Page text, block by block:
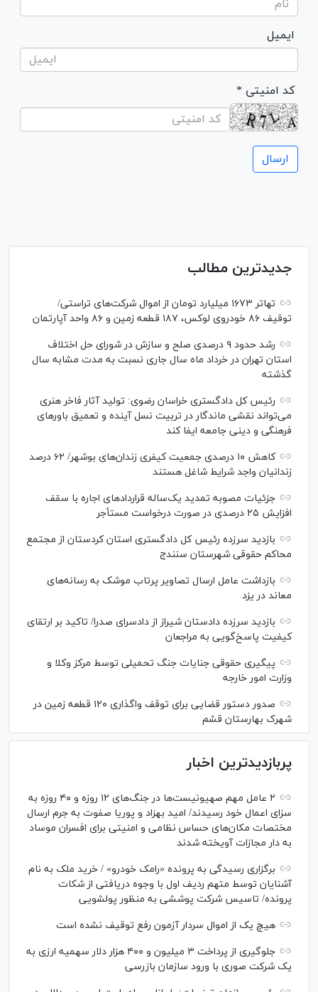
ایمیل
* کد امنیتی
جدیدترین مطالب
تهاتر ۱۶۷۳ میلیارد تومان از اموال شرکت‌های تراستی/
توقیف ۸۶ خودروی لوکس، ۱۸۷ قطعه زمین و ۸۶ واحد آپارتمان
رشد حدود ۹ درصدی صلح و سازش در شورای حل اختلاف
استان تهران در خرداد ماه سال جاری نسبت به مدت مشابه سال
گذشته
رئیس کل دادگستری خراسان رضوی: تولید آثار فاخر هنری
می‌تواند نقشی ماندگار در تربیت نسل آینده و تعمیق باور‌های
فرهنگی و دینی جامعه ایفا کند
کاهش ۱۰ درصدی جمعیت کیفری زندان‌های بوشهر/ ۶۲ درصد
زندانیان واجد شرایط شاغل هستند
جزئیات مصوبه تمدید یک‌ساله قرارداد‌های اجاره با سقف
افزایش ۲۵ درصدی در صورت درخواست مستأجر
بازدید سرزده رئیس کل دادگستری استان کردستان از مجتمع
محاکم حقوقی شهرستان سنندج
بازداشت عامل ارسال تصاویر پرتاب موشک به رسانه‌های
معاند در یزد
بازدید سرزده دادستان شیراز از دادسرای صدرا/ تاکید بر ارتقای
کیفیت پاسخ‌گویی به مراجعان
پیگیری حقوقی جنایات جنگ تحمیلی توسط مرکز وکلا و
وزارت امور خارجه
صدور دستور قضایی برای توقف واگذاری ۱۲۰ قطعه زمین در
شهرک بهارستان قشم
پربازدیدترین اخبار
۲ عامل مهم صهیونیست‌ها در جنگ‌های ۱۲ روزه و ۴۰ روزه به
سزای اعمال خود رسیدند/ امید بهزاد و پوریا صفوت به جرم ارسال
مختصات مکان‌های حساس نظامی و امنیتی برای افسران موساد
به دار مجازات آویخته شدند
برگزاری رسیدگی به پرونده «رامک خودرو» / خرید ملک به نام
آشنایان توسط متهم ردیف اول با وجوه دریافتی از شکات
پرونده/ تاسیس شرکت پوششی به منظور پولشویی
هیچ یک از اموال سردار آزمون رفع توقیف نشده است
جلوگیری از پرداخت ۳ میلیون و ۴۰۰ هزار دلار سهمیه ارزی به
یک شرکت صوری با ورود سازمان بازرسی